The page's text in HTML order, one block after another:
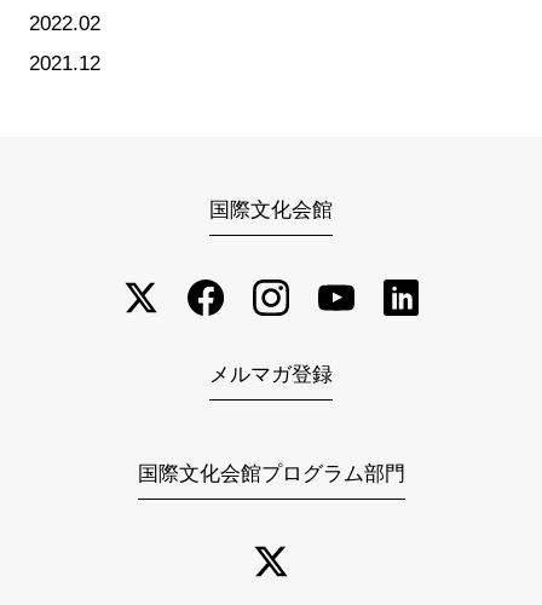
2022.02
2021.12
国際文化会館
メルマガ登録
国際文化会館プログラム部門